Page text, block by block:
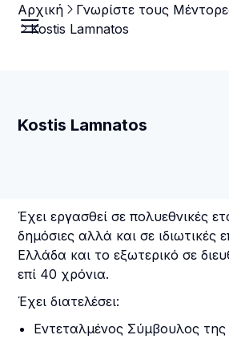
Αρχική
Γνωρίστε τους
Kostis Lamnatos
Kostis Lamnatos
Έχει εργασθεί σε πολυεθνικές
δημόσιες αλλά και σε ιδιωτικές
Ελλάδα και το εξωτερικό σε
επί 40 χρόνια.
Έχει διατελέσει:
Εντεταλμένος Σύμβουλος